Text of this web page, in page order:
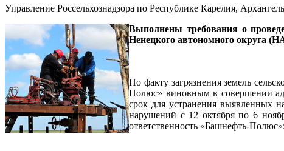
Управление Россельхознадзора по Республике Карелия,
Выполнены требования о
Ненецкого автономного округа
По факту загрязнения земель
Полюс» виновным в совершении
срок для устранения выявленных
нарушений с 12 октября по 6
ответственность «Башнефть-Полюс»: